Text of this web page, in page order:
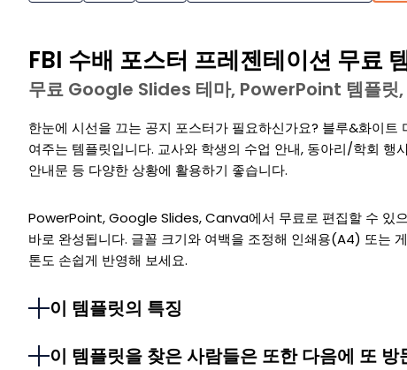
FBI 수배 포스터 프레젠테이션 무료
무료 Google Slides 테마, PowerPoint 템플릿
한눈에 시선을 끄는 공지 포스터가 필요하신가요? 블루&화이
여주는 템플릿입니다. 교사와 학생의 수업 안내, 동아리/학회 행
안내문 등 다양한 상황에 활용하기 좋습니다.
PowerPoint, Google Slides, Canva에서 무료로 편집할 수 있으
바로 완성됩니다. 글꼴 크기와 여백을 조정해 인쇄용(A4) 또는
톤도 손쉽게 반영해 보세요.
이 템플릿의 특징
이 템플릿을 찾은 사람들은 또한 다음에 또 방